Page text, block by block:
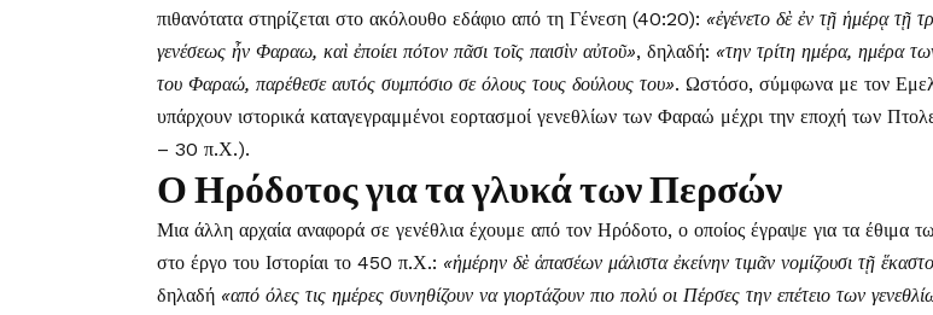
πιθανότατα στηρίζεται στο ακόλουθο εδάφιο από τη Γένεση (40:20): «ἐγένετο δὲ ἐν τῇ ἡμέρᾳ τῇ
γενέσεως ἦν Φαραω, καὶ ἐποίει πότον πᾶσι τοῖς παισὶν αὐτοῦ», δηλαδή: «την τρίτη ημέρα, ημέρα
του Φαραώ, παρέθεσε αυτός συμπόσιο σε όλους τους δούλους του». Ωστόσο, σύμφωνα με τον
υπάρχουν ιστορικά καταγεγραμμένοι εορτασμοί γενεθλίων των Φαραώ μέχρι την εποχή των
– 30 π.Χ.).
Ο Ηρόδοτος για τα γλυκά των Περσών
Μια άλλη αρχαία αναφορά σε γενέθλια έχουμε από τον Ηρόδοτο, ο οποίος έγραψε για τα έθιμα
στο έργο του Ιστορίαι το 450 π.Χ.: «ἡμέρην δὲ ἁπασέων μάλιστα ἐκείνην τιμᾶν νομίζουσι τῇ
δηλαδή «από όλες τις ημέρες συνηθίζουν να γιορτάζουν πιο πολύ οι Πέρσες την επέτειο των